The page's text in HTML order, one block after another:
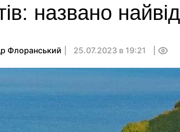
названо
Флоранський 25.07.2023 в 19:21